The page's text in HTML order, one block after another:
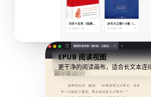
EPUB 阅读视图
更干净的阅读画布，适合长文本连